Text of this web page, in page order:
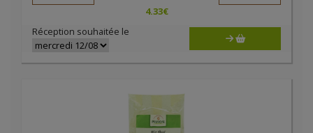
4.33€
Réception souhaitée le